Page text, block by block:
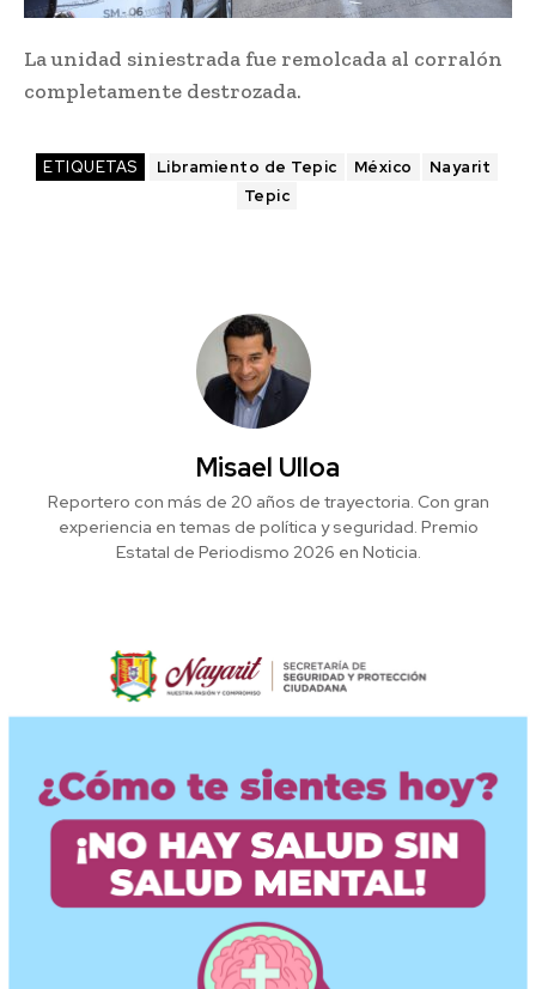
La unidad siniestrada fue remolcada al corralón
completamente destrozada.
ETIQUETAS Libramiento de Tepic México
Nayarit
Tepic
Misael Ulloa
Reportero con más de 20 años de trayectoria. Con gran
experiencia en temas de política y seguridad. Premio
Estatal de Periodismo 2026 en Noticia.